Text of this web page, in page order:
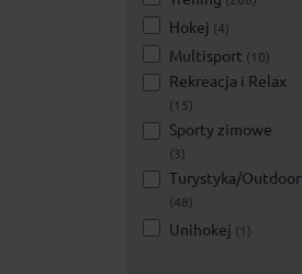
Hokej (4)
Multisport (10)
Rekreacja i Relax
(15)
Sporty zimowe
(3)
Turystyka/Outdoor
(48)
Unihokej (1)